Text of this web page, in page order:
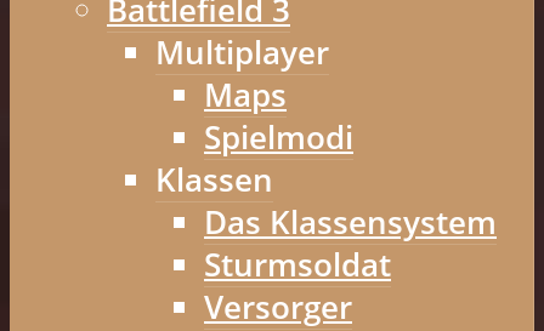
Battlefield 3
Multiplayer
Maps
Spielmodi
Klassen
Das Klassensystem
Sturmsoldat
Versorger